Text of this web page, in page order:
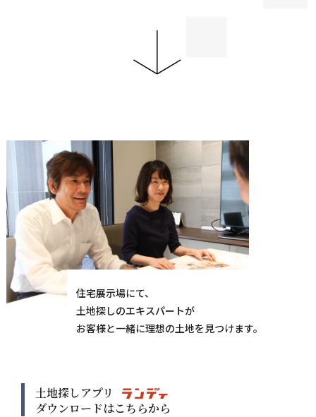
住宅展示場にて、
土地探しのエキスパートが
お客様と一緒に理想の土地を見つけます。
土地探しアプリ
ダウンロードはこちらから